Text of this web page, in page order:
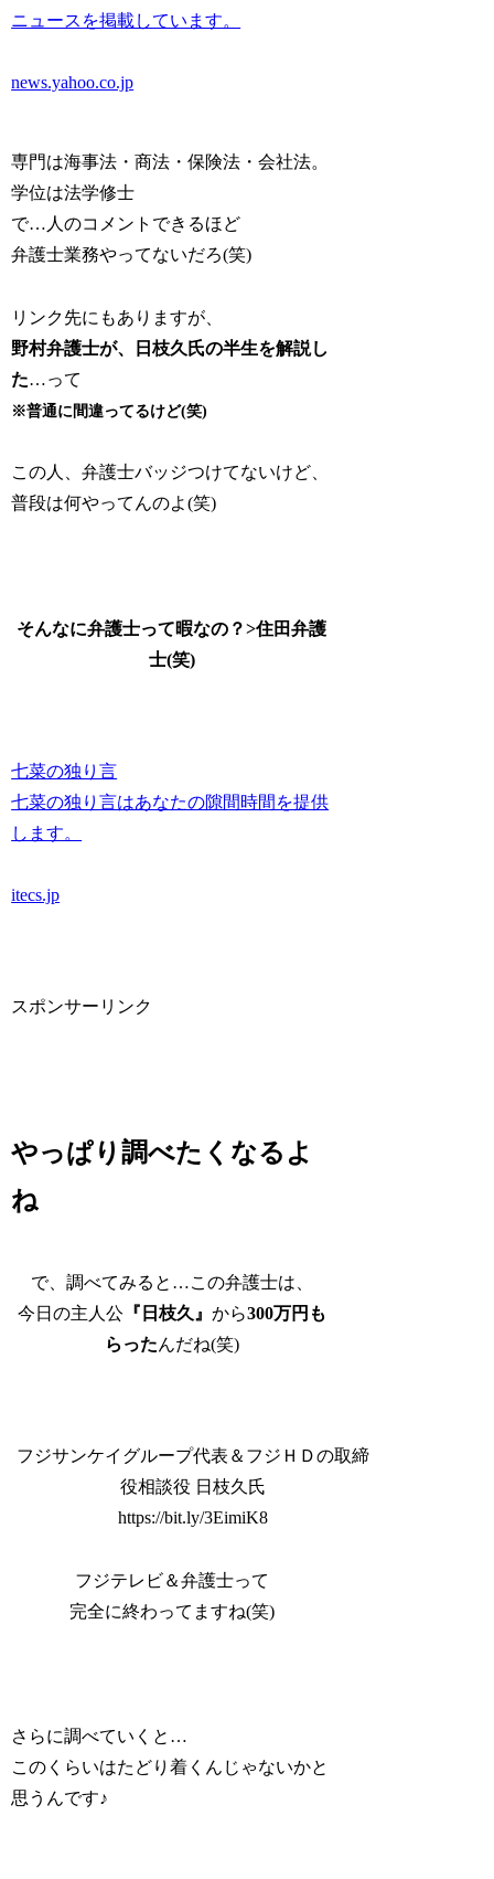
ニュースを掲載しています。
news.yahoo.co.jp
専門は海事法・商法・保険法・会社法。
学位は法学修士
で…人のコメントできるほど
弁護士業務やってないだろ(笑)
リンク先にもありますが、
野村弁護士が、日枝久氏の半生を解説し
た…って
※普通に間違ってるけど(笑)
この人、弁護士バッジつけてないけど、
普段は何やってんのよ(笑)
そんなに弁護士って暇なの？>住田弁護
士(笑)
七菜の独り言
七菜の独り言はあなたの隙間時間を提供
します。
itecs.jp
スポンサーリンク
やっぱり調べたくなるよ
ね
で、調べてみると…この弁護士は、
今日の主人公『日枝久』 から300万円も
らったんだね(笑)
フジサンケイグループ代表＆フジＨＤの取締
役相談役 日枝久氏
https://bit.ly/3EimiK8
フジテレビ＆弁護士って
完全に終わってますね(笑)
さらに調べていくと…
このくらいはたどり着くんじゃないかと
思うんです♪